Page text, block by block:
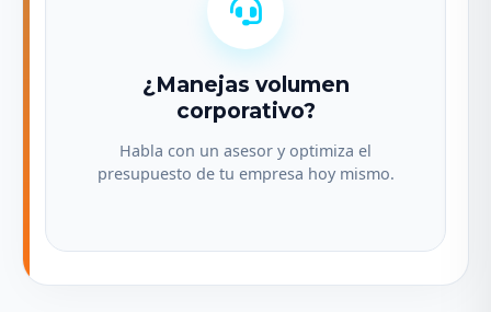
¿Manejas volumen
corporativo?
Habla con un asesor y optimiza el
presupuesto de tu empresa hoy mismo.